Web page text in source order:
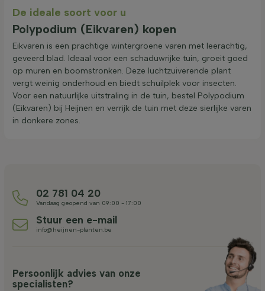
De ideale soort voor u
Polypodium (Eikvaren) kopen
Eikvaren is een prachtige wintergroene varen met leerachtig,
geveerd blad. Ideaal voor een schaduwrijke tuin, groeit goed
op muren en boomstronken. Deze luchtzuiverende plant
vergt weinig onderhoud en biedt schuilplek voor insecten.
Voor een natuurlijke uitstraling in de tuin, bestel Polypodium
(Eikvaren) bij Heijnen en verrijk de tuin met deze sierlijke varen
in donkere zones.
02 781 04 20
Vandaag geopend van 09:00 - 17:00
Stuur een e-mail
info@heijnen-planten.be
Persoonlijk advies van onze
specialisten?